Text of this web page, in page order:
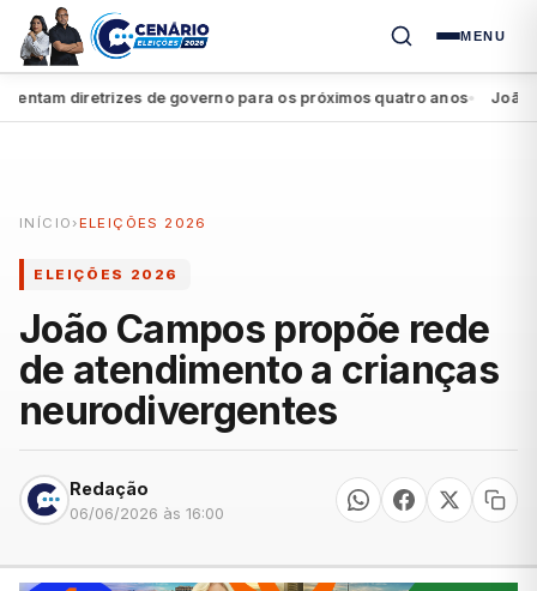
MENU
diretrizes de governo para os próximos quatro anos● João
INÍCIO ›ELEIÇÕES 2026
ELEIÇÕES 2026
João Campos propõe rede
de atendimento a crianças
neurodivergentes
Redação
06/06/2026 às 16:00